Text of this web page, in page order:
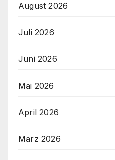
August 2026
Juli 2026
Juni 2026
Mai 2026
April 2026
März 2026